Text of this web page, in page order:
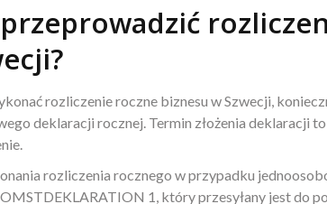
przeprowadzić
rozliczenie roczne biznesu w Szwecji,
deklaracji rocznej. Termin złożenia deklaracji to
rozliczenia rocznego w przypadku
1, który przesyłany jest do